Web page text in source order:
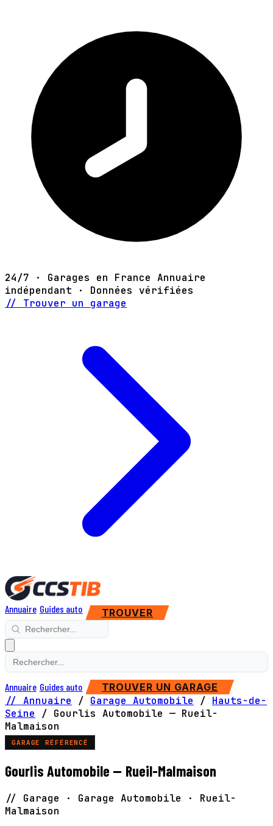
24/7 · Garages en France Annuaire
indépendant · Données vérifiées
// Trouver un garage
Annuaire Guides auto TROUVER
Annuaire Guides auto TROUVER UN GARAGE
// Annuaire / Garage Automobile / Hauts-de-
Seine
/ Gourlis Automobile — Rueil-
Malmaison
GARAGE RÉFÉRENCÉ
Gourlis Automobile — Rueil-Malmaison
// Garage · Garage Automobile · Rueil-
Malmaison